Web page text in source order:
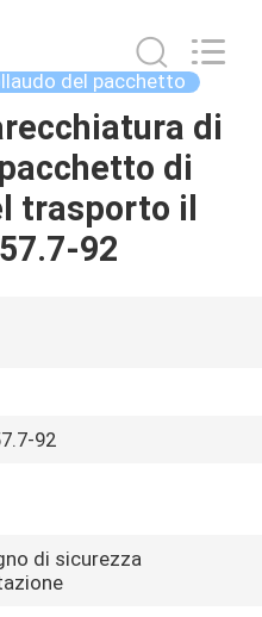
del pacchetto
di
di
trasporto il
92
92
di sicurezza